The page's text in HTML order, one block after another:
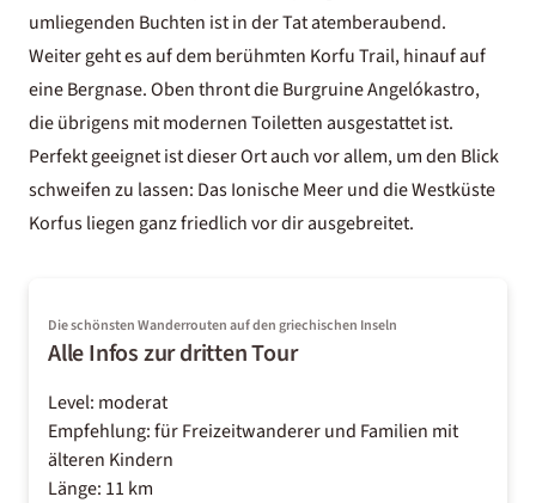
umliegenden Buchten ist in der Tat atemberaubend.
Weiter geht es auf dem berühmten Korfu Trail, hinauf auf
eine Bergnase. Oben thront die Burgruine Angelókastro,
die übrigens mit modernen Toiletten ausgestattet ist.
Perfekt geeignet ist dieser Ort auch vor allem, um den Blick
schweifen zu lassen: Das Ionische Meer und die Westküste
Korfus liegen ganz friedlich vor dir ausgebreitet.
Die schönsten Wanderrouten auf den griechischen Inseln
Alle Infos zur dritten Tour
Level: moderat
Empfehlung: für Freizeitwanderer und Familien mit
älteren Kindern
Länge: 11 km